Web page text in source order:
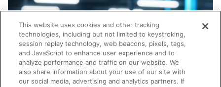
This website uses cookies and other tracking
technologies, including but not limited to keystroking,
session replay technology, web beacons, pixels, tags,
and JavaScript to enhance user experience and to
analyze performance and traffic on our website. We
also share information about your use of our site with
our social media, advertising and analytics partners. If